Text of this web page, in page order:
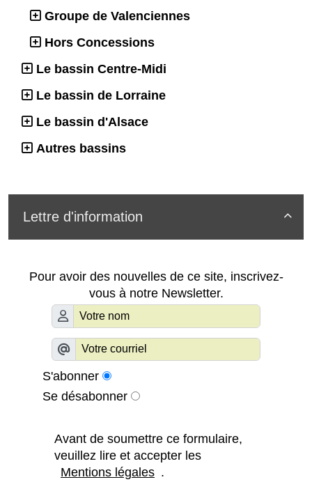
Groupe de Valenciennes
Hors Concessions
Le bassin Centre-Midi
Le bassin de Lorraine
Le bassin d'Alsace
Autres bassins

Lettre d'information
Pour avoir des nouvelles de ce site, inscrivez-
vous à notre Newsletter.
S'abonner
Se désabonner
Avant de soumettre ce formulaire,
veuillez lire et accepter les
Mentions légales .